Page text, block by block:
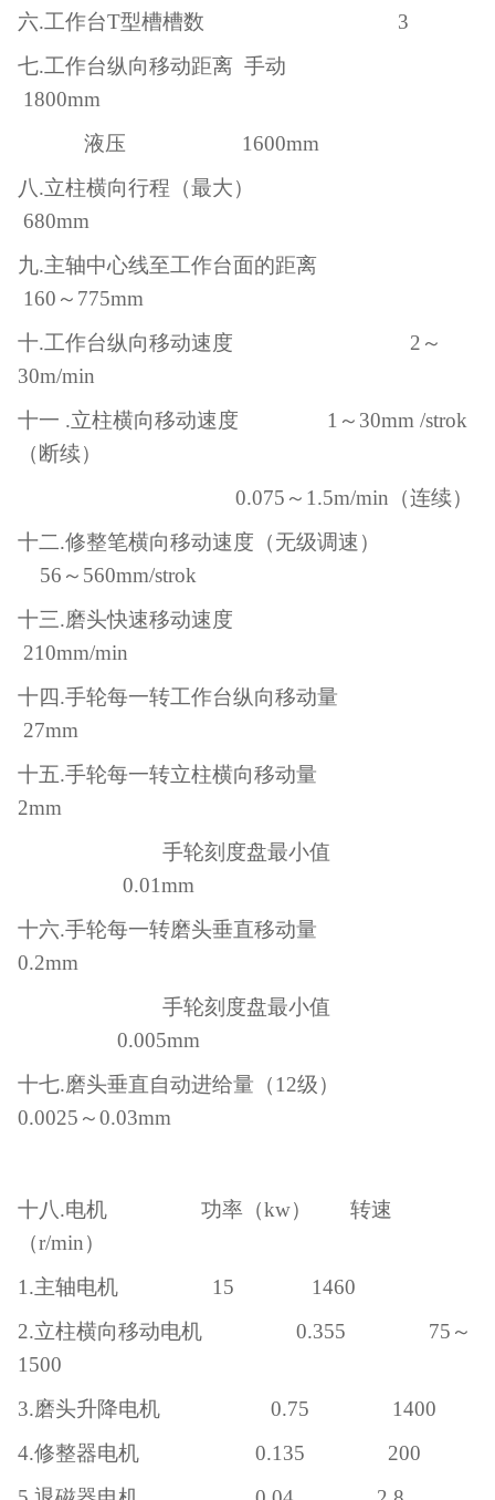
六.工作台T型槽槽数 3
七.工作台纵向移动距离 手动
1800mm
液压
1600mm
八.立柱横向行程（最大）
680mm
九.主轴中心线至工作台面的距离
160～775mm
十.工作台纵向移动速度 2～
30m/min
十一 .立柱横向移动速度 1～30mm /strok
（断续）
0.075～1.5m/min（连续）
十二.修整笔横向移动速度（无级调速）
56～560mm/strok
十三.磨头快速移动速度
210mm/min
十四.手轮每一转工作台纵向移动量
27mm
十五.手轮每一转立柱横向移动量
2mm
手轮刻度盘最小值
0.01mm
十六.手轮每一转磨头垂直移动量
0.2mm
手轮刻度盘最小值
0.005mm
十七.磨头垂直自动进给量（12级）
0.0025～0.03mm
十八.电机 功率（kw） 转速
（r/min）
1.主轴电机 15 1460
2.立柱横向移动电机 0.355 75～
1500
3.磨头升降电机 0.75 1400
4.修整器电机 0.135 200